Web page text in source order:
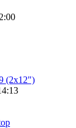
(2x12")